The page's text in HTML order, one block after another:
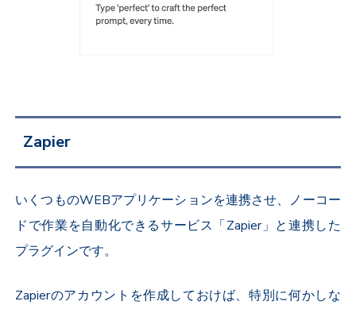
Zapier
いくつものWEBアプリケーションを連携させ、ノーコー
ドで作業を自動化できるサービス「Zapier」と連携した
プラグインです。
Zapierのアカウントを作成しておけば、特別に何かしな